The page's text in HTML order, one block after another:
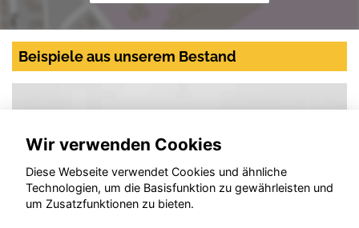
Beispiele aus unserem Bestand
Wir verwenden Cookies
Diese Webseite verwendet Cookies und ähnliche
Technologien, um die Basisfunktion zu gewährleisten und
um Zusatzfunktionen zu bieten.